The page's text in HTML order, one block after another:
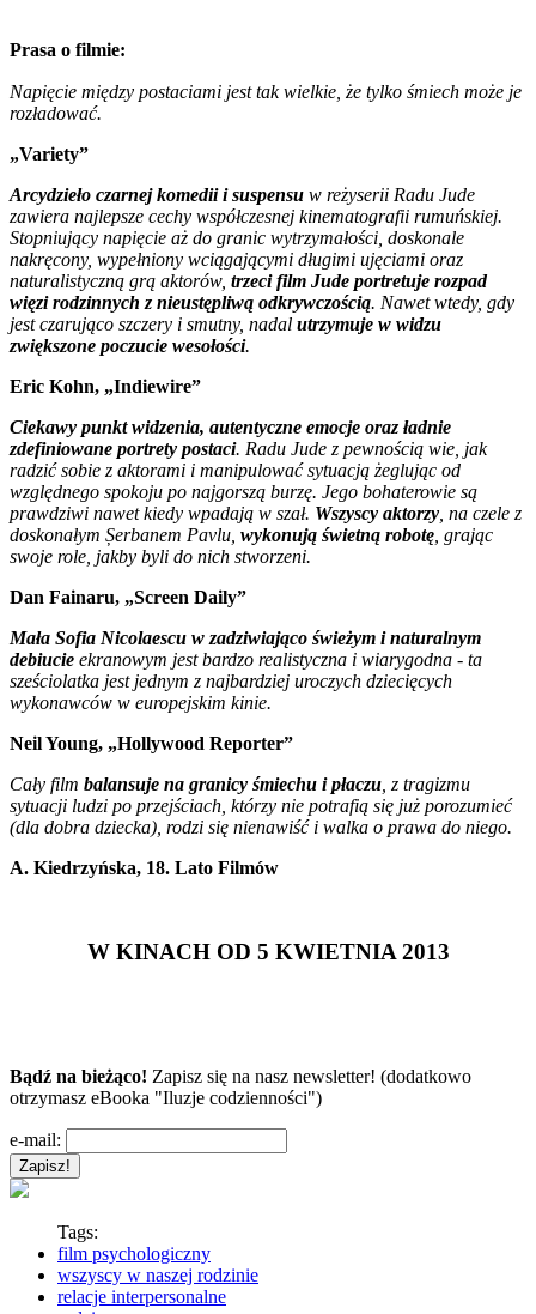
Prasa o filmie:
Napięcie między postaciami jest tak wielkie, że tylko śmiech może je
rozładować.
„Variety”
Arcydzieło czarnej komedii i suspensu w reżyserii Radu Jude
zawiera najlepsze cechy współczesnej kinematografii rumuńskiej.
Stopniujący napięcie aż do granic wytrzymałości, doskonale
nakręcony, wypełniony wciągającymi długimi ujęciami oraz
naturalistyczną grą aktorów, trzeci film Jude portretuje rozpad
więzi rodzinnych z nieustępliwą odkrywczością. Nawet wtedy, gdy
jest czarująco szczery i smutny, nadal utrzymuje w widzu
zwiększone poczucie wesołości.
Eric Kohn, „Indiewire”
Ciekawy punkt widzenia, autentyczne emocje oraz ładnie
zdefiniowane portrety postaci. Radu Jude z pewnością wie, jak
radzić sobie z aktorami i manipulować sytuacją żeglując od
względnego spokoju po najgorszą burzę. Jego bohaterowie są
prawdziwi nawet kiedy wpadają w szał. Wszyscy aktorzy , na czele z
doskonałym Șerbanem Pavlu, wykonują świetną robotę , grając
swoje role, jakby byli do nich stworzeni.
Dan Fainaru, „Screen Daily”
Mała Sofia Nicolaescu w zadziwiająco świeżym i naturalnym
debiucie ekranowym jest bardzo realistyczna i wiarygodna - ta
sześciolatka jest jednym z najbardziej uroczych dziecięcych
wykonawców w europejskim kinie.
Neil Young, „Hollywood Reporter”
Cały film balansuje na granicy śmiechu i płaczu , z tragizmu
sytuacji ludzi po przejściach, którzy nie potrafią się już porozumieć
(dla dobra dziecka), rodzi się nienawiść i walka o prawa do niego.
A. Kiedrzyńska, 18. Lato Filmów
W KINACH OD 5 KWIETNIA 2013
Bądź na bieżąco! Zapisz się na nasz newsletter! (dodatkowo
otrzymasz eBooka "Iluzje codzienności")
e-mail:
Tags:
film psychologiczny
wszyscy w naszej rodzinie
relacje interpersonalne